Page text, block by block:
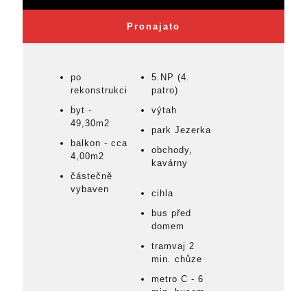
Pronajato
po
rekonstrukci
byt -
49,30m2
balkon - cca
4,00m2
částečně
vybaven
5.NP (4.
patro)
výtah
park Jezerka
obchody,
kavárny
cihla
bus před
domem
tramvaj 2
min. chůze
metro C - 6